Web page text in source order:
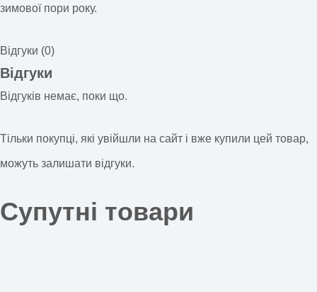
зимової пори року.
Відгуки (0)
Відгуки
Відгуків немає, поки що.
Тільки покупці, які увійшли на сайт і вже купили цей товар,
можуть залишати відгуки.
Супутні товари